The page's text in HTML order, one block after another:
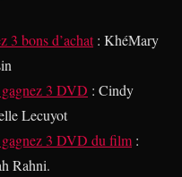
3 bons d’achat: KhéMary
3 DVD : Cindy
Lecuyot
3 DVD du film :
Rahni.